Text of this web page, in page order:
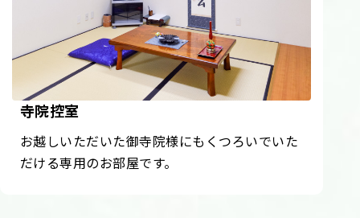
寺院控室
お越しいただいた御寺院様にもくつろいでいた
だける専用のお部屋です。